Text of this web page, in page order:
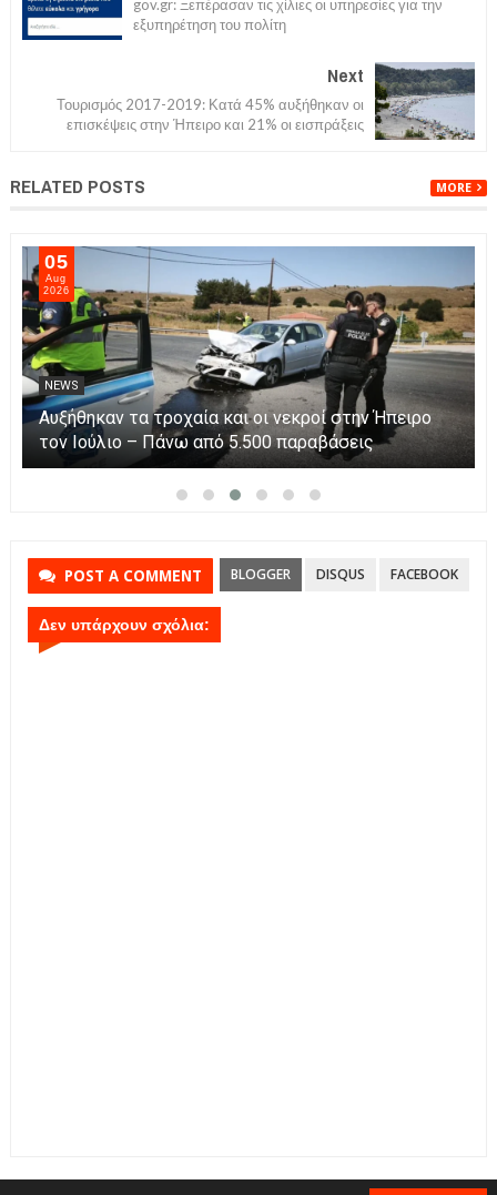
gov.gr: Ξεπέρασαν τις χίλιες οι υπηρεσίες για την
εξυπηρέτηση του πολίτη
Next
Τουρισμός 2017-2019: Κατά 45% αυξήθηκαν οι
επισκέψεις στην Ήπειρο και 21% οι εισπράξεις
RELATED POSTS MORE
05
Aug
2026
NEWS
Αυξήθηκαν τα τροχαία και οι νεκροί στην Ήπειρο
τον Ιούλιο – Πάνω από 5.500 παραβάσεις
POST A COMMENT BLOGGER DISQUS FACEBOOK
Δεν υπάρχουν σχόλια: